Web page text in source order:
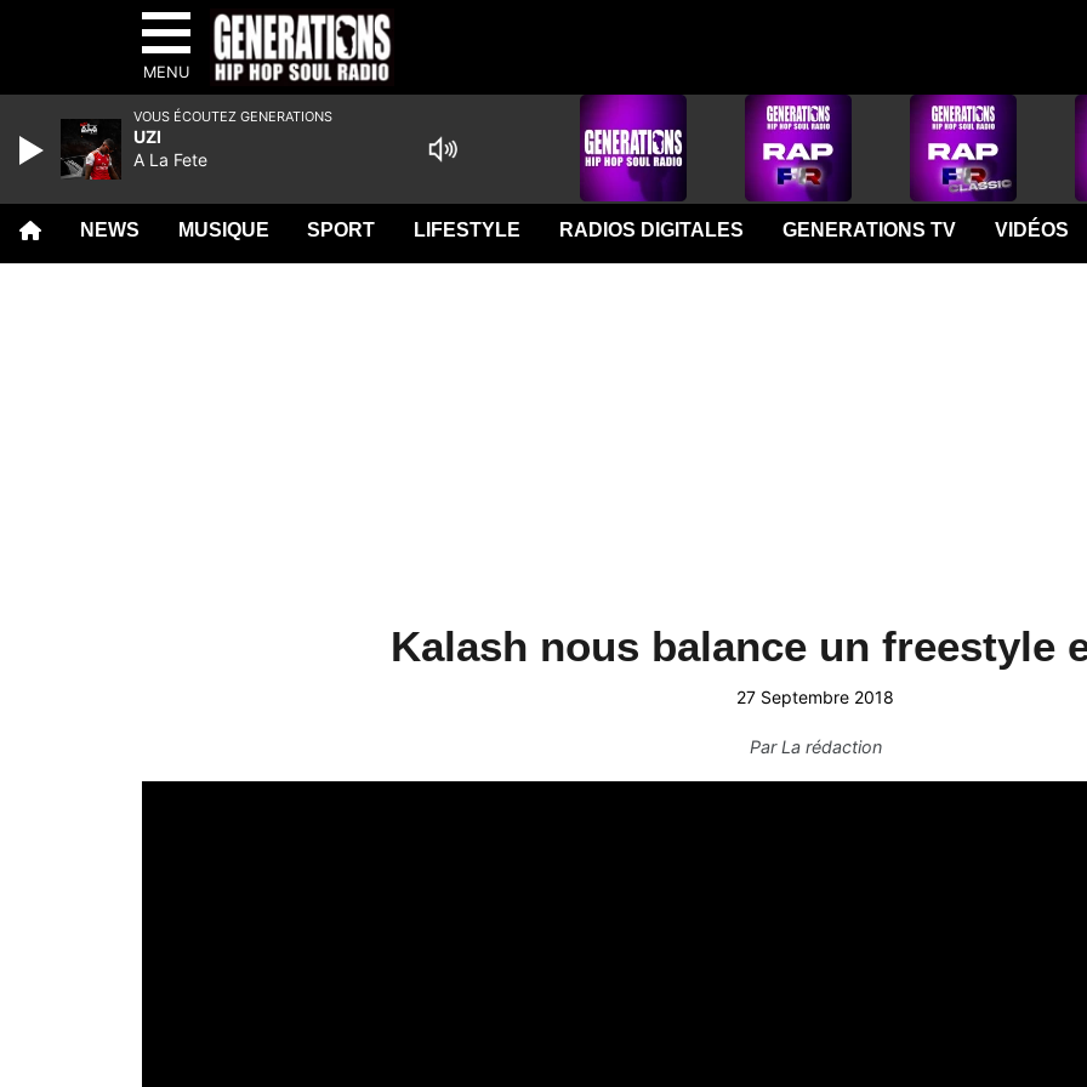
MENU
NEWS MUSIQUE SPORT LIFESTYLE RADIOS DIGITALES GENERATIONS TV VIDÉOS
Kalash nous balance un freestyle
27 Septembre 2018
ParLa rédaction
VOUS ÉCOUTEZ GENERATIONS
UZI
A La Fete